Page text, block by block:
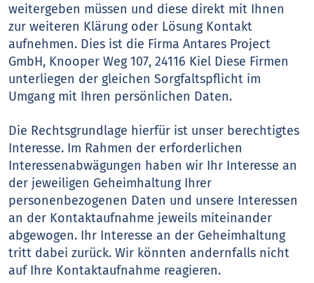
weitergeben müssen und diese direkt mit Ihnen
zur weiteren Klärung oder Lösung Kontakt
aufnehmen. Dies ist die Firma Antares Project
GmbH, Knooper Weg 107, 24116 Kiel Diese Firmen
unterliegen der gleichen Sorgfaltspflicht im
Umgang mit Ihren persönlichen Daten.
Die Rechtsgrundlage hierfür ist unser berechtigtes
Interesse. Im Rahmen der erforderlichen
Interessenabwägungen haben wir Ihr Interesse an
der jeweiligen Geheimhaltung Ihrer
personenbezogenen Daten und unsere Interessen
an der Kontaktaufnahme jeweils miteinander
abgewogen. Ihr Interesse an der Geheimhaltung
tritt dabei zurück. Wir könnten andernfalls nicht
auf Ihre Kontaktaufnahme reagieren.